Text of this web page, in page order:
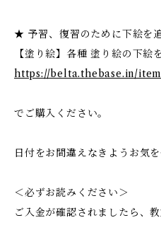
★ 予習、復習のために下絵を
【塗り絵】各種 塗り絵の下絵
https://belta.thebase.in/
でご購入ください。
日付をお間違えなきようお気
＜必ずお読みください＞
ご入金が確認されましたら、